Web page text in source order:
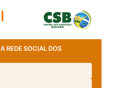
A REDE SOCIAL DOS